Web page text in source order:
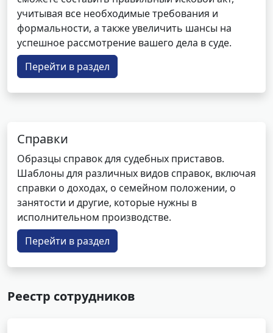
учитывая все необходимые требования и
формальности, а также увеличить шансы на
успешное рассмотрение вашего дела в суде.
Перейти в раздел
Справки
Образцы справок для судебных приставов.
Шаблоны для различных видов справок, включая
справки о доходах, о семейном положении, о
занятости и другие, которые нужны в
исполнительном производстве.
Перейти в раздел
Реестр сотрудников